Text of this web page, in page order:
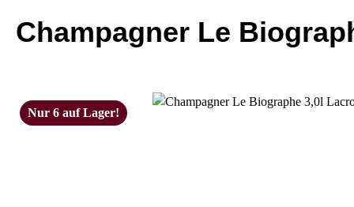
Champagner Le
Bildergalerie überspringen
Nur 6 auf Lager!